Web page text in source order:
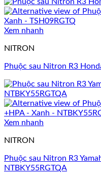
Xem nhanh
NITRON
Phuộc sau Nitron R3
Xem nhanh
NITRON
Phuộc sau Nitron R3
NTBKY55RGTQA